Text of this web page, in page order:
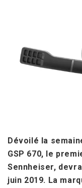
Dévoilé la
GSP 670, le
Sennheiser,
juin 2019. La